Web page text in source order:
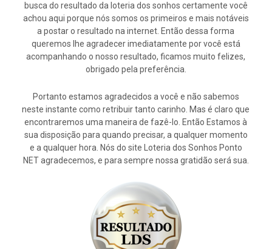
busca do resultado da loteria dos sonhos certamente você
achou aqui porque nós somos os primeiros e mais notáveis
a postar o resultado na internet. Então dessa forma
queremos lhe agradecer imediatamente por você está
acompanhando o nosso resultado, ficamos muito felizes,
obrigado pela preferência.
Portanto estamos agradecidos a você e não sabemos
neste instante como retribuir tanto carinho. Mas é claro que
encontraremos uma maneira de fazê-lo. Então Estamos à
sua disposição para quando precisar, a qualquer momento
e a qualquer hora. Nós do site Loteria dos Sonhos Ponto
NET agradecemos, e para sempre nossa gratidão será sua.